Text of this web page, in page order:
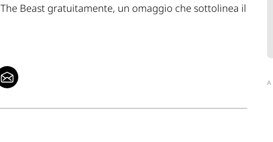
The Beast gratuitamente, un omaggio che sottolinea il